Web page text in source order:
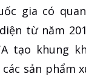
gia có
từ năm
tạo khung
các sản